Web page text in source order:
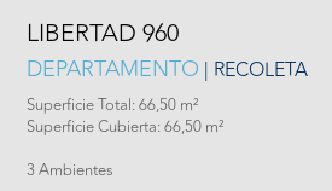
LIBERTAD 960
DEPARTAMENTO | RECOLETA
Superficie Total: 66,50 m²
Superficie Cubierta: 66,50 m²
3 Ambientes